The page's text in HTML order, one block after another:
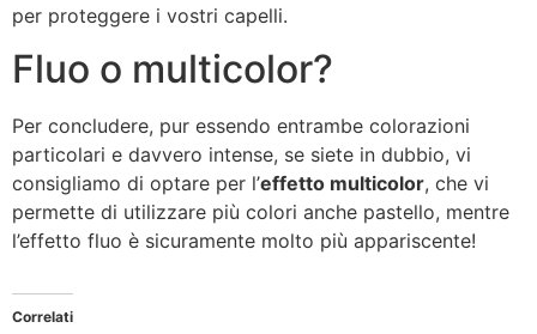
per proteggere i vostri capelli.
Fluo o multicolor?
Per concludere, pur essendo entrambe colorazioni
particolari e davvero intense, se siete in dubbio, vi
consigliamo di optare per l’effetto multicolor, che vi
permette di utilizzare più colori anche pastello, mentre
l’effetto fluo è sicuramente molto più appariscente!
Correlati